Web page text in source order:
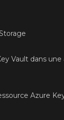
Vault dans
Azure